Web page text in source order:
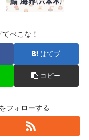
ぺこな！
はてブ
コピー
フォローする